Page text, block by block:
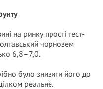
на ринку прості тест-
чорнозем
6,8–7,0.
було знизити його до
реальне.